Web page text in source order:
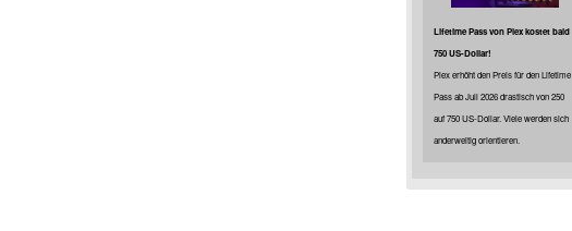
Lifetime Pass von Plex kostet bald
750 US-Dollar!
Plex erhöht den Preis für den Lifetime
Pass ab Juli 2026 drastisch von 250
auf 750 US-Dollar. Viele werden sich
anderweitig orientieren.